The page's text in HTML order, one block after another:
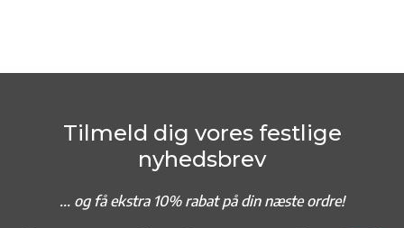
Tilmeld dig vores festlige
nyhedsbrev
... og få ekstra 10% rabat på din næste ordre!